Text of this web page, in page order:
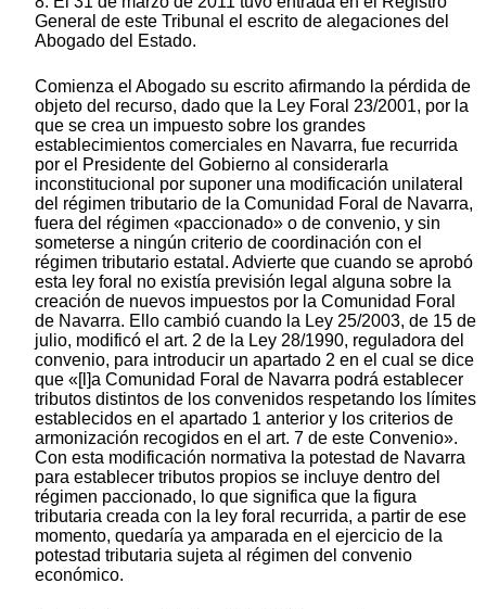
General de este Tribunal el escrito de alegaciones del
Abogado del Estado.
Comienza el Abogado su escrito afirmando la pérdida de
objeto del recurso, dado que la Ley Foral 23/2001, por la
que se crea un impuesto sobre los grandes
establecimientos comerciales en Navarra, fue recurrida
por el Presidente del Gobierno al considerarla
inconstitucional por suponer una modificación unilateral
del régimen tributario de la Comunidad Foral de Navarra,
fuera del régimen «paccionado» o de convenio, y sin
someterse a ningún criterio de coordinación con el
régimen tributario estatal. Advierte que cuando se aprobó
esta ley foral no existía previsión legal alguna sobre la
creación de nuevos impuestos por la Comunidad Foral
de Navarra. Ello cambió cuando la Ley 25/2003, de 15 de
julio, modificó el art. 2 de la Ley 28/1990, reguladora del
convenio, para introducir un apartado 2 en el cual se dice
que «[l]a Comunidad Foral de Navarra podrá establecer
tributos distintos de los convenidos respetando los límites
establecidos en el apartado 1 anterior y los criterios de
armonización recogidos en el art. 7 de este Convenio».
Con esta modificación normativa la potestad de Navarra
para establecer tributos propios se incluye dentro del
régimen paccionado, lo que significa que la figura
tributaria creada con la ley foral recurrida, a partir de ese
momento, quedaría ya amparada en el ejercicio de la
potestad tributaria sujeta al régimen del convenio
económico.